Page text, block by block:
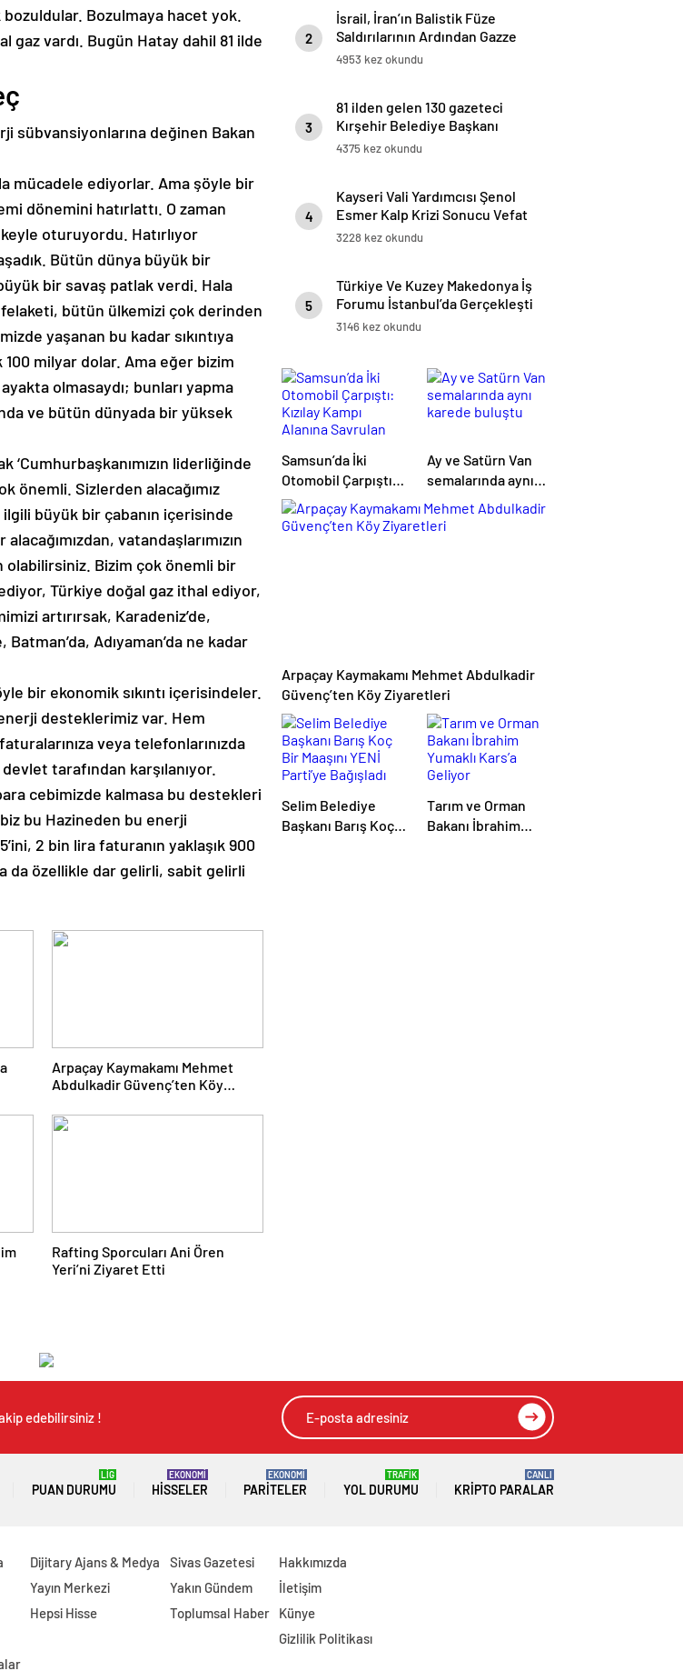
Bozulmaya hacet yok.
gaz vardı. Bugün Hatay dahil 81 ilde
sübvansiyonlarına değinen Bakan
mücadele ediyorlar. Ama şöyle bir
dönemini hatırlattı. O zaman
oturuyordu. Hatırlıyor
Bütün dünya büyük bir
bir savaş patlak verdi. Hala
bütün ülkemizi çok derinden
yaşanan bu kadar sıkıntıya
milyar dolar. Ama eğer bizim
olmasaydı; bunları yapma
ve bütün dünyada bir yüksek
‘Cumhurbaşkanımızın liderliğinde
önemli. Sizlerden alacağımız
büyük bir çabanın içerisinde
vatandaşlarımızın
olabilirsiniz. Bizim çok önemli bir
Türkiye doğal gaz ithal ediyor,
artırırsak, Karadeniz’de,
Adıyaman’da ne kadar
bir ekonomik sıkıntı içerisindeler.
desteklerimiz var. Hem
veya telefonlarınızda
tarafından karşılanıyor.
cebimizde kalmasa bu destekleri
bu Hazineden bu enerji
2 bin lira faturanın yaklaşık 900
da özellikle dar gelirli, sabit gelirli
Arpaçay Kaymakamı Mehmet
Abdulkadir Güvenç’ten Köy
Rafting Sporcuları Ani Ören
Yeri’ni Ziyaret Etti
2
İsrail, İran’ın Balistik Füze
Saldırılarının Ardından Gazze
Sınır Kapılarını Kapattı
4953 kez okundu
3
81 ilden gelen 130 gazeteci
Kırşehir Belediye Başkanı
Ekicioğlu ile Buluştu
4375 kez okundu
4
Kayseri Vali Yardımcısı Şenol
Esmer Kalp Krizi Sonucu Vefat
Etti
3228 kez okundu
5
Türkiye Ve Kuzey Makedonya İş
Forumu İstanbul’da Gerçekleşti
3146 kez okundu
Samsun’da İki
Otomobil Çarpıştı:
Kızılay Kampı
Alanına Savrulan
Araçtaki 1 Kişi
Ay ve Satürn Van
semalarında aynı
karede buluştu
Arpaçay Kaymakamı Mehmet Abdulkadir
Güvenç’ten Köy Ziyaretleri
Selim Belediye
Başkanı Barış Koç
Tarım ve Orman
Bakanı İbrahim
edebilirsiniz !
PUAN DURUMU
LİG
HISSELER
EKONOMİ
PARITELER
EKONOMİ
YOL DURUMU
TRAFİK
KRIPTO PARALAR
CANLI
Dijitary Ajans & Medya
Yayın Merkezi
Hepsi Hisse
Sivas Gazetesi
Yakın Gündem
Toplumsal Haber
Hakkımızda
İletişim
Künye
Gizlilik Politikası